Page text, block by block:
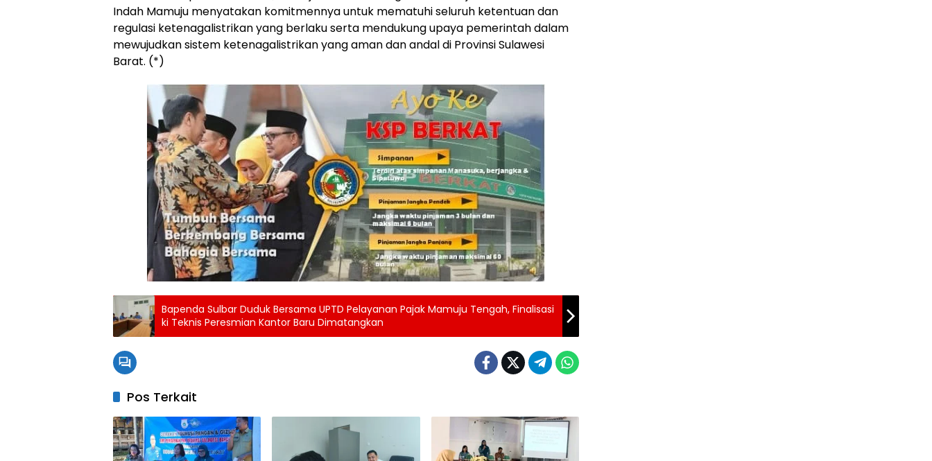
Indah Mamuju menyatakan komitmennya untuk mematuhi seluruh ketentuan dan
regulasi ketenagalistrikan yang berlaku serta mendukung upaya pemerintah dalam
mewujudkan sistem ketenagalistrikan yang aman dan andal di Provinsi Sulawesi
Barat. (*)
Bapenda Sulbar Duduk Bersama UPTD Pelayanan Pajak Mamuju Tengah, Finalisasi
ki Teknis Peresmian Kantor Baru Dimatangkan
Pos Terkait